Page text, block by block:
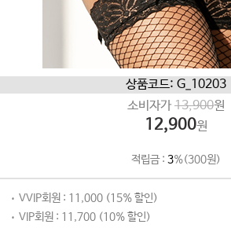
상품코드: G_10203
소비자가 13,900원
12,900원
적립금 : 3%(300원)
VVIP회원 : 11,000 (15% 할인)
VIP회원 : 11,700 (10% 할인)